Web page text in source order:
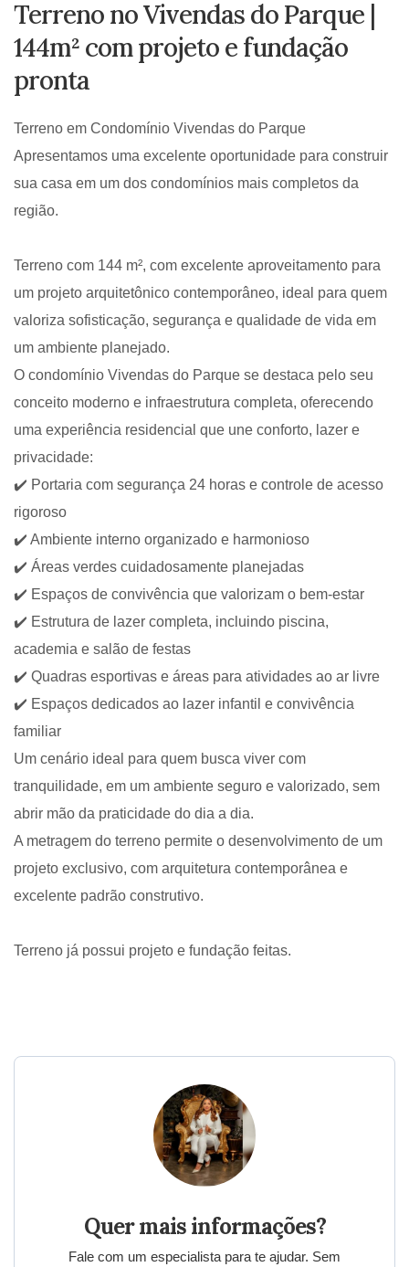
Terreno no Vivendas do Parque |
144m² com projeto e fundação
pronta
Terreno em Condomínio Vivendas do Parque
Apresentamos uma excelente oportunidade para construir
sua casa em um dos condomínios mais completos da
região.
Terreno com 144 m², com excelente aproveitamento para
um projeto arquitetônico contemporâneo, ideal para quem
valoriza sofisticação, segurança e qualidade de vida em
um ambiente planejado.
O condomínio Vivendas do Parque se destaca pelo seu
conceito moderno e infraestrutura completa, oferecendo
uma experiência residencial que une conforto, lazer e
privacidade:
✔️ Portaria com segurança 24 horas e controle de acesso
rigoroso
✔️ Ambiente interno organizado e harmonioso
✔️ Áreas verdes cuidadosamente planejadas
✔️ Espaços de convivência que valorizam o bem-estar
✔️ Estrutura de lazer completa, incluindo piscina,
academia e salão de festas
✔️ Quadras esportivas e áreas para atividades ao ar livre
✔️ Espaços dedicados ao lazer infantil e convivência
familiar
Um cenário ideal para quem busca viver com
tranquilidade, em um ambiente seguro e valorizado, sem
abrir mão da praticidade do dia a dia.
A metragem do terreno permite o desenvolvimento de um
projeto exclusivo, com arquitetura contemporânea e
excelente padrão construtivo.
Terreno já possui projeto e fundação feitas.
Quer mais informações?
Fale com um especialista para te ajudar. Sem